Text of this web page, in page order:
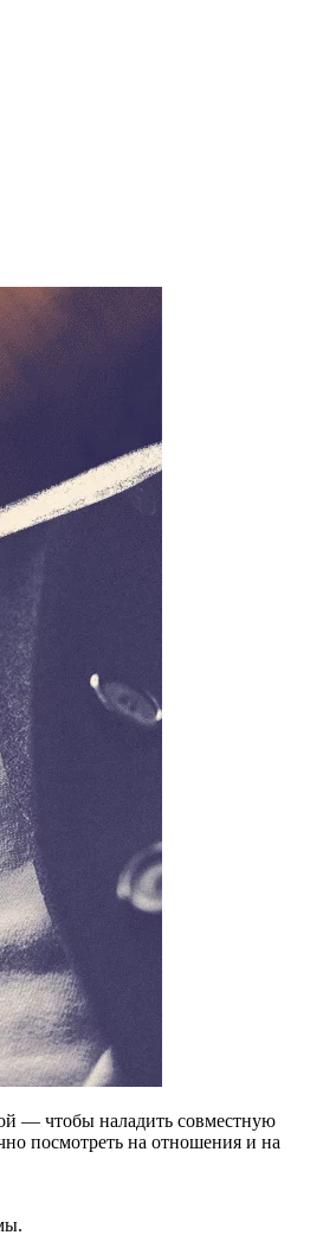
— чтобы наладить совместную
посмотреть на отношения и на